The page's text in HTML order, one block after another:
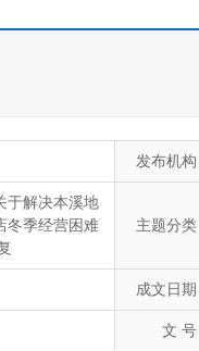
发布机构
于解决本溪地
冬季经营困难
主题分类
成文日期
文 号